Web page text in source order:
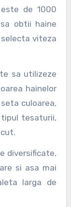
de 1000
obtii haine
viteza
sa utilizeze
hainelor
culoarea,
tesaturii,
diversificate,
si asa mai
larga de